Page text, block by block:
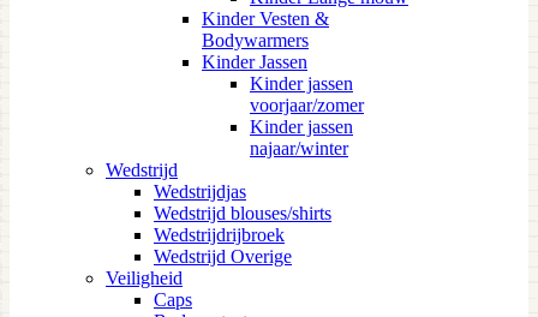
Kinder Vesten &
Bodywarmers
Kinder Jassen
Kinder jassen
voorjaar/zomer
Kinder jassen
najaar/winter
Wedstrijd
Wedstrijdjas
Wedstrijd blouses/shirts
Wedstrijdrijbroek
Wedstrijd Overige
Veiligheid
Caps